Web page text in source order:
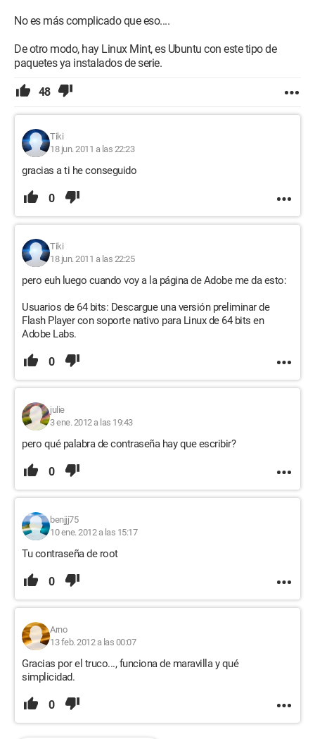
No es más complicado que eso....
De otro modo, hay Linux Mint, es Ubuntu con este tipo de
paquetes ya instalados de serie.
48
Tiki
18 jun. 2011 a las 22:23
gracias a ti he conseguido
0
Tiki
18 jun. 2011 a las 22:25
pero euh luego cuando voy a la página de Adobe me da esto:
Usuarios de 64 bits: Descargue una versión preliminar de
Flash Player con soporte nativo para Linux de 64 bits en
Adobe Labs.
0
julie
3 ene. 2012 a las 19:43
pero qué palabra de contraseña hay que escribir?
0
benjjj75
10 ene. 2012 a las 15:17
Tu contraseña de root
0
Arno
13 feb. 2012 a las 00:07
Gracias por el truco..., funciona de maravilla y qué
simplicidad.
0